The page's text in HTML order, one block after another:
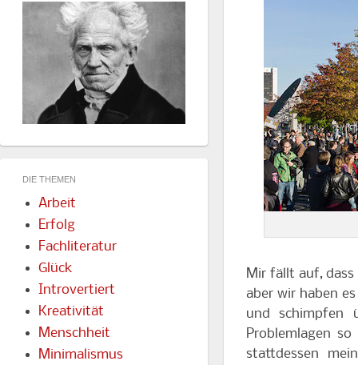
Mir fällt auf,
aber wir haben
und schimpfen
Problemlagen
stattdessen
DIE THEMEN
Arbeit
Erfolg
Fachliteratur
Glück
Introvertiert
Kreativität
Menschheit
Minimalismus